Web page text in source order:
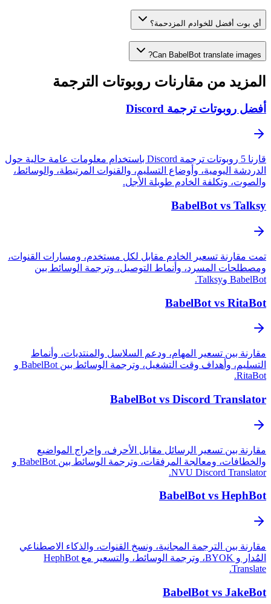
أي بوت أفضل للخوادم المزدحمة؟
Can BabelBot translate images?
المزيد من مقارنات روبوتات الترجمة
أفضل روبوتات ترجمة Discord
قارنا 5 روبوتات ترجمة Discord باستخدام معلومات عامة حالية حول
الدردشة اليومية، وأوضاع التسليم، والقنوات المرتبطة، والوسائط،
والصوت، وتكلفة الخادم طويلة الأجل.
BabelBot vs Talksy
تمت مقارنة تسعير الخادم مقابل لكل مستخدم، ومسارات القنوات،
ومصطلحات المسرد، وأنماط التوصيل، وترجمة الوسائط بين
BabelBot وTalksy.
BabelBot vs RitaBot
مقارنة بين تسعير المهام، ودعم السلاسل والمنتديات، وأنماط
التسليم، وأهداف وقت التشغيل، وترجمة الوسائط بين BabelBot و
RitaBot.
BabelBot vs Discord Translator
مقارنة بين تسعير الرسائل مقابل الأحرف، وإخراج المواضيع
والخطافات، ومعالجة المرفقات، وترجمة الوسائط بين BabelBot و
NVU Discord Translator.
BabelBot vs HephBot
مقارنة بين الترجمة المجانية، ونسخ القنوات، والذكاء الاصطناعي
المُدار و BYOK، وترجمة الوسائط، والتسعير مع HephBot
Translate.
BabelBot vs JakeBot